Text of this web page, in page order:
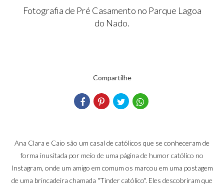
Fotografia de Pré Casamento no Parque Lagoa
do Nado.
Compartilhe
Ana Clara e Caio são um casal de católicos que se conheceram de
forma inusitada por meio de uma página de humor católico no
Instagram, onde um amigo em comum os marcou em uma postagem
de uma brincadeira chamada "Tinder católico". Eles descobriram que